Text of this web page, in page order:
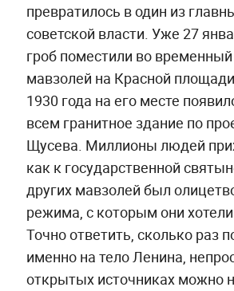
превратилось в один из
советской власти. Уже 27
гроб поместили во
мавзолей на Красной
1930 года на его месте
всем гранитное здание по
Щусева. Миллионы людей
как к государственной
других мавзолей был
режима, с которым они
Точно ответить, сколько раз
именно на тело Ленина,
открытых источниках можно